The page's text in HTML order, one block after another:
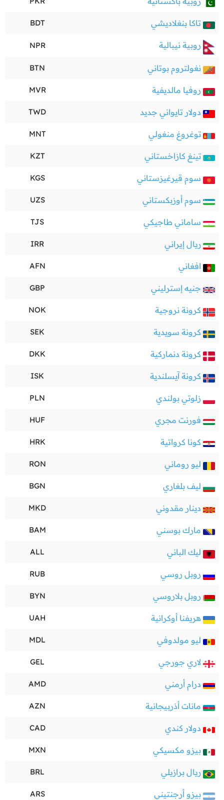
تاكا بنغلاديشي BDT
روبية نيبالية NPR
نغولتروم بوتاني BTN
روفيا مالديفية MVR
دولار تايواني جديد TWD
توغروغ منغولي MNT
تينغ كازاخستاني KZT
سوم قيرغيزستاني KGS
سوم أوزبكستاني UZS
ساماني طاجيكي TJS
ريال إيراني IRR
افغاني AFN
جنيه إسترليني GBP
كرونة نروجية NOK
كرونة سويدية SEK
كرونة دنماركية DKK
كرونة آيسلندية ISK
زلوتي بولندي PLN
فورنت مجري HUF
كونا كرواتية HRK
ليو روماني RON
ليف بلغاري BGN
دينار مقدوني MKD
مارك بوسني BAM
ليك الباني ALL
روبل روسي RUB
روبل بلاروسي BYN
هريفنا أوكرانية UAH
ليو مولدوفي MDL
لاري جورجي GEL
درام أرمني AMD
مانات أذربيجانية AZN
دولار كندي CAD
بيزو مكسيكي MXN
ريال برازيلي BRL
بيزو أرجنتيني ARS